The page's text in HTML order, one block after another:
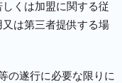
くは加盟に関する従
は第三者提供する場
の遂行に必要な限りに